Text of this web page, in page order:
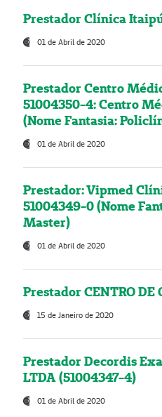
Prestador Clínica
01 de Abril de 2020
Prestador Centro
51004350-4: Centro
(Nome Fantasia:
01 de Abril de 2020
Prestador: Vipmed
51004349-0 (Nome
Master)
01 de Abril de 2020
Prestador CENTRO DE
15 de Janeiro de 2020
Prestador Decordis
LTDA (51004347-4)
01 de Abril de 2020